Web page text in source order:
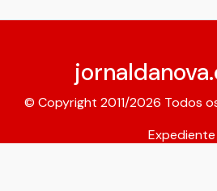
© Copyright 2011/2026 Todos
Expediente